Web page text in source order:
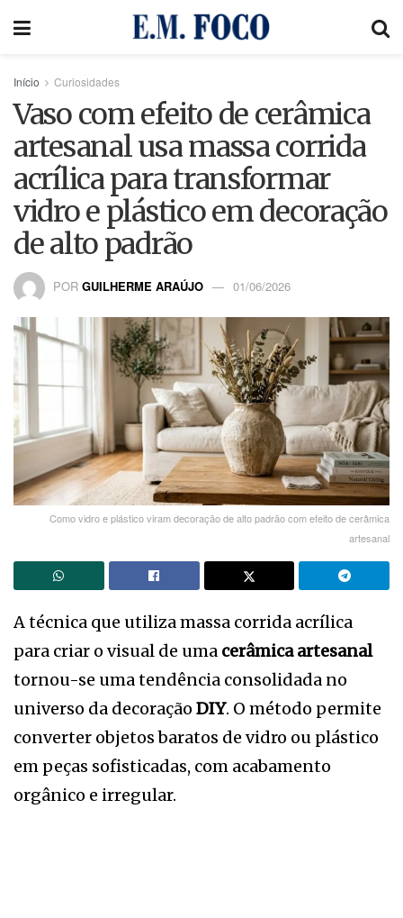
Início Curiosidades
Vaso com efeito de cerâmica
artesanal usa massa corrida
acrílica para transformar
vidro e plástico em decoração
de alto padrão
POR GUILHERME ARAÚJO 01/06/2026
Como vidro e plástico viram decoração de alto padrão com efeito de cerâmica
artesanal
A técnica que utiliza massa corrida acrílica
para criar o visual de uma cerâmica artesanal
tornou-se uma tendência consolidada no
universo da decoração DIY. O método permite
converter objetos baratos de vidro ou plástico
em peças sofisticadas, com acabamento
orgânico e irregular.